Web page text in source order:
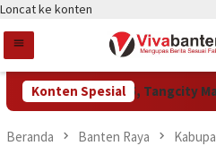
Loncat ke konten
Konten Spesial
HUT Ke-15, Tangcity Mall
Beranda Banten Raya